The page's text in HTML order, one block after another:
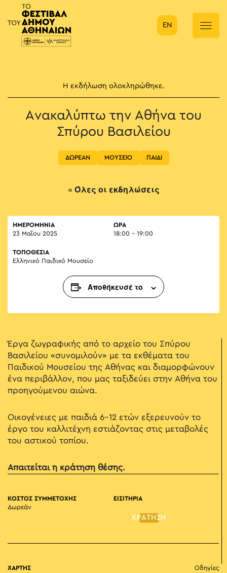
Κύρια πλοήγηση
EN
Η εκδήλωση ολοκληρώθηκε.
Ανακαλύπτω την Αθήνα του
Σπύρου Βασιλείου
ΔΩΡΕΑΝ ΜΟΥΣΕΙΟ ΠΑΙΔΙ
« Όλες οι εκδηλώσεις
ΗΜΕΡΟΜΗΝΙΑ
23 Μαΐου 2025
ΏΡΑ
18:00 - 19:00
ΤΟΠΟΘΕΣΙΑ
Ελληνικό Παιδικό Μουσείο
Αποθήκευσέ το
Έργα ζωγραφικής από το αρχείο του Σπύρου
Βασιλείου «συνομιλούν» με τα εκθέματα του
Παιδικού Μουσείου της Αθήνας και διαμορφώνουν
ένα περιβάλλον, που μας ταξιδεύει στην Αθήνα του
προηγούμενου αιώνα.
Οικογένειες με παιδιά 6-12 ετών εξερευνούν το
έργο του καλλιτέχνη εστιάζοντας στις μεταβολές
του αστικού τοπίου.
Απαιτείται η κράτηση θέσης.
ΚΟΣΤΟΣ ΣΥΜΜΕΤΟΧΗΣ
Δωρεάν
ΕΙΣΙΤΗΡΙΑ
ΚΡΑΤΗΣΗ
ΧΑΡΤΗΣ Οδηγίες